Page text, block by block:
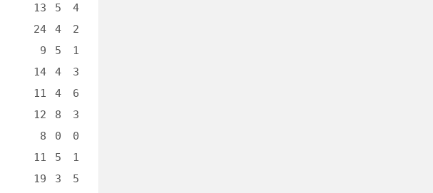
13 5 4
24 4 2
9 5 1
14 4 3
11 4 6
12 8 3
8 0 0
11 5 1
19 3 5